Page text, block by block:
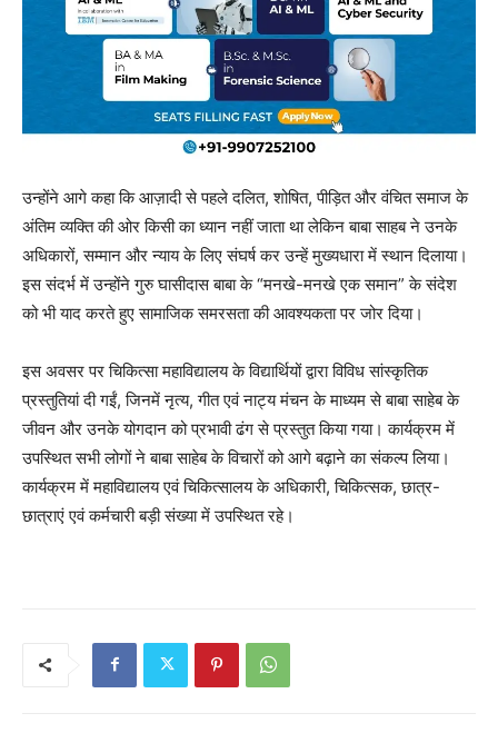
उन्होंने आगे कहा कि आज़ादी से पहले दलित, शोषित, पीड़ित और वंचित समाज के
अंतिम व्यक्ति की ओर किसी का ध्यान नहीं जाता था लेकिन बाबा साहब ने उनके
अधिकारों, सम्मान और न्याय के लिए संघर्ष कर उन्हें मुख्यधारा में स्थान दिलाया।
इस संदर्भ में उन्होंने गुरु घासीदास बाबा के “मनखे-मनखे एक समान” के संदेश
को भी याद करते हुए सामाजिक समरसता की आवश्यकता पर जोर दिया।
इस अवसर पर चिकित्सा महाविद्यालय के विद्यार्थियों द्वारा विविध सांस्कृतिक
प्रस्तुतियां दी गईं, जिनमें नृत्य, गीत एवं नाट्य मंचन के माध्यम से बाबा साहेब के
जीवन और उनके योगदान को प्रभावी ढंग से प्रस्तुत किया गया। कार्यक्रम में
उपस्थित सभी लोगों ने बाबा साहेब के विचारों को आगे बढ़ाने का संकल्प लिया।
कार्यक्रम में महाविद्यालय एवं चिकित्सालय के अधिकारी, चिकित्सक, छात्र-
छात्राएं एवं कर्मचारी बड़ी संख्या में उपस्थित रहे।